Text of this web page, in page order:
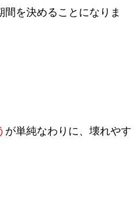
間を決めることになりま
が単純なわりに、壊れやす